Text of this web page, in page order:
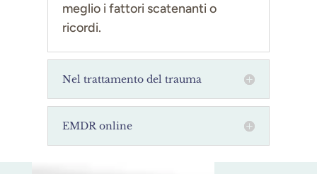
meglio i fattori scatenanti o
ricordi.
Nel trattamento del trauma
EMDR online